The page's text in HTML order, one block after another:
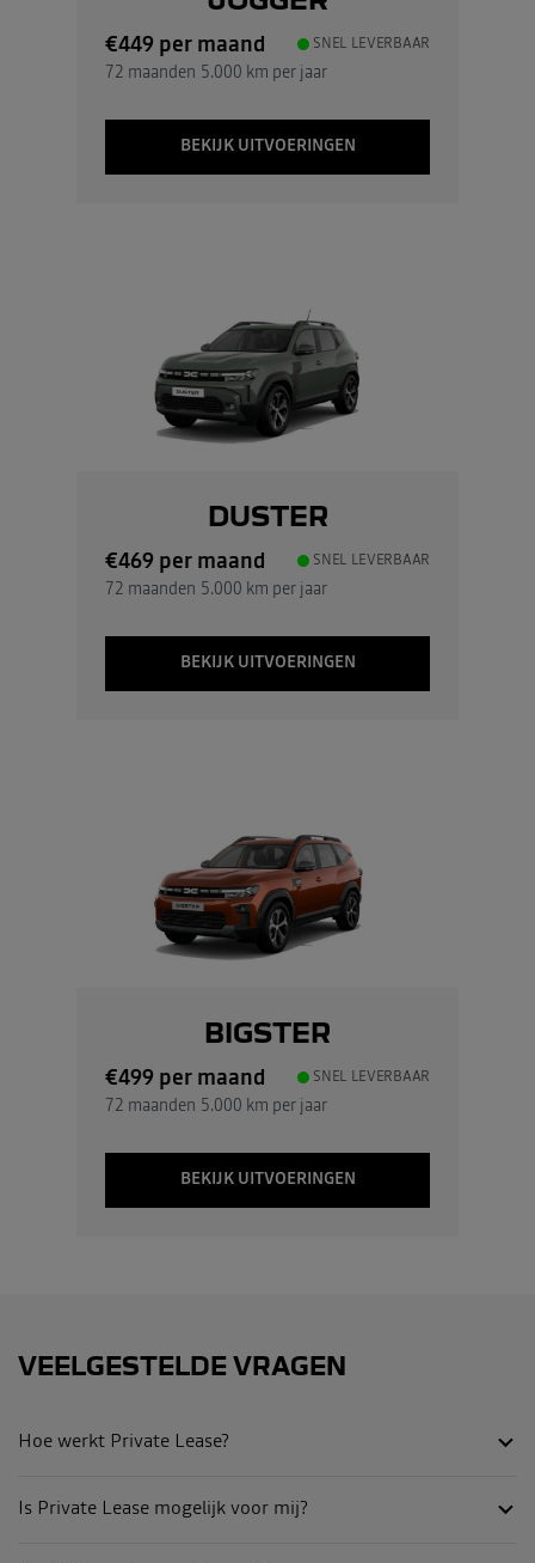
€449 per maand SNEL LEVERBAAR
72 maanden 5.000 km per jaar
BEKIJK UITVOERINGEN
DUSTER
€469 per maand SNEL LEVERBAAR
72 maanden 5.000 km per jaar
BEKIJK UITVOERINGEN
BIGSTER
€499 per maand SNEL LEVERBAAR
72 maanden 5.000 km per jaar
BEKIJK UITVOERINGEN
VEELGESTELDE VRAGEN
Hoe werkt Private Lease?
Is Private Lease mogelijk voor mij?